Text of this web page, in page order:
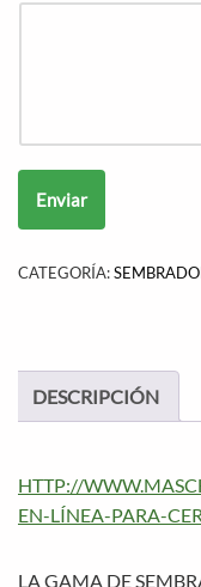
Enviar
CATEGORÍA:
DESCRIPCIÓN
HTTP://
EN-LÍNEA-PARA-
LA GAMA DE